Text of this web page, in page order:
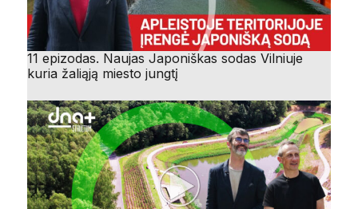
11 epizodas. Naujas Japoniškas sodas Vilniuje
kuria žaliąją miesto jungtį